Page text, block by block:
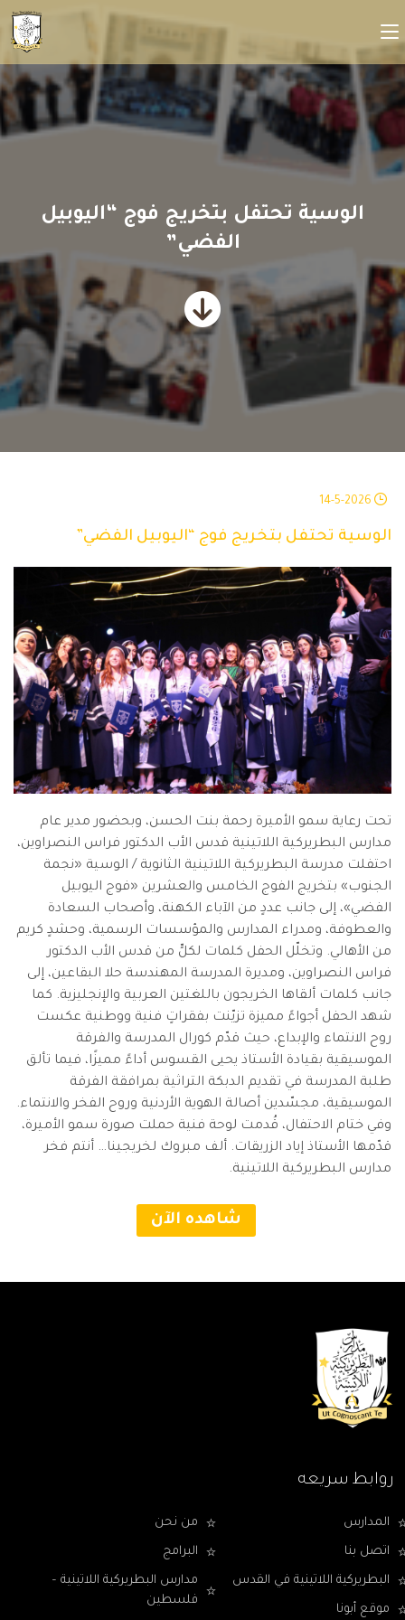
الوسية تحتفل بتخريج فوج “اليوبيل
الفضي”
الوسية تحتفل بتخريج فوج “اليوبيل الفضي”
تحت رعاية سمو الأميرة رحمة بنت الحسن، وبحضور مدير عام
مدارس البطريركية اللاتينية قدس الأب الدكتور فراس النصراوين،
احتفلت مدرسة البطريركية اللاتينية الثانوية / الوسية «نجمة
الجنوب» بتخريج الفوج الخامس والعشرين «فوج اليوبيل
الفضي»، إلى جانب عددٍ من الآباء الكهنة، وأصحاب السعادة
والعطوفة، ومدراء المدارس والمؤسسات الرسمية، وحشدٍ كريم
من الأهالي. وتخلّل الحفل كلمات لكلٍّ من قدس الأب الدكتور
فراس النصراوين، ومديرة المدرسة المهندسة حلا البقاعين، إلى
جانب كلمات ألقاها الخريجون باللغتين العربية والإنجليزية. كما
شهد الحفل أجواءً مميزة تزيّنت بفقراتٍ فنية ووطنية عكست
روح الانتماء والإبداع، حيث قدّم كورال المدرسة والفرقة
الموسيقية بقيادة الأستاذ يحيى القسوس أداءً مميزًا، فيما تألق
طلبة المدرسة في تقديم الدبكة التراثية بمرافقة الفرقة
الموسيقية، مجسّدين أصالة الهوية الأردنية وروح الفخر والانتماء.
وفي ختام الاحتفال، قُدمت لوحة فنية حملت صورة سمو الأميرة،
قدّمها الأستاذ إياد الزريقات. ألف مبروك لخريجينا… أنتم فخر
مدارس البطريركية اللاتينية.
شاهده الآن
روابط سريعه
من نحن المدارس
البرامج اتصل بنا
مدارس البطريركية اللاتينية –
فلسطين
البطريركية اللاتينية في القدس
موقع أبونا